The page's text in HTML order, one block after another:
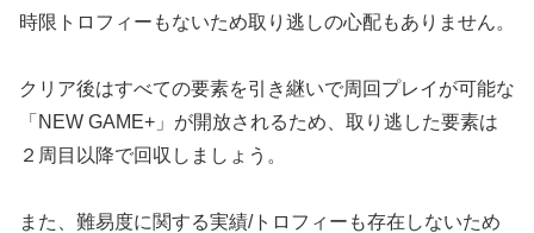
時限トロフィーもないため取り逃しの心配もありません。
クリア後はすべての要素を引き継いで周回プレイが可能な
「NEW GAME+」が開放されるため、取り逃した要素は
２周目以降で回収しましょう。
また、難易度に関する実績/トロフィーも存在しないため